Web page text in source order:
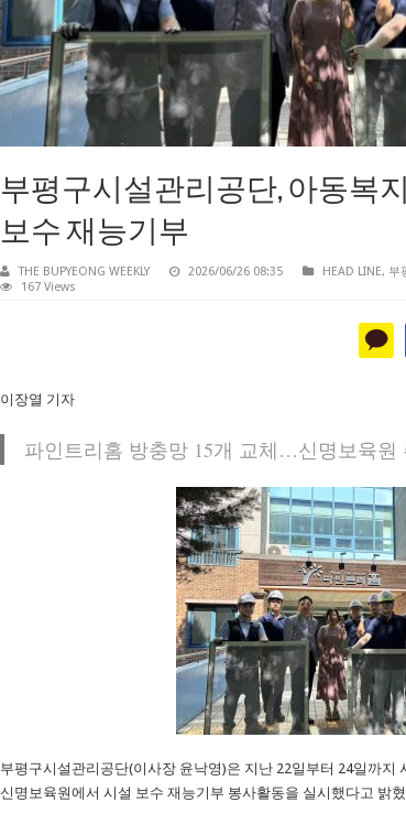
부평구시설관리공단, 아동복
보수 재능기부
THE BUPYEONG WEEKLY 2026/06/26 08:35 HEAD LINE, 부
167 Views
이장열 기자
파인트리홈 방충망 15개 교체…신명보육원
부평구시설관리공단(이사장 윤낙영)은 지난 22일부터 24일까지
신명보육원에서 시설 보수 재능기부 봉사활동을 실시했다고 밝